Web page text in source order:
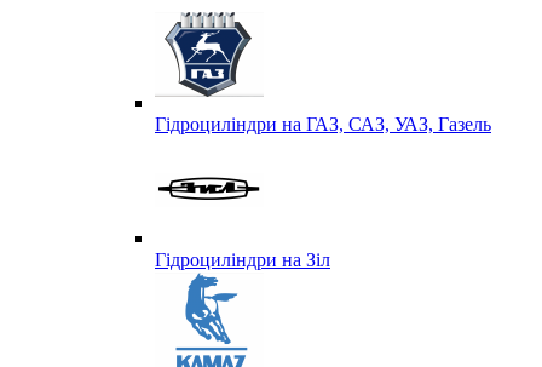
Гідроциліндри на ГАЗ, САЗ, УАЗ, Газель
Гідроциліндри на Зіл